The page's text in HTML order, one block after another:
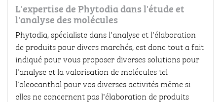
L'expertise de Phytodia dans l'étude et
l'analyse des molécules
Phytodia, spécialiste dans l'analyse et l'élaboration
de produits pour divers marchés, est donc tout a fait
indiqué pour vous proposer diverses solutions pour
l'analyse et la valorisation de molécules tel
l'oleocanthal pour vos diverses activités même si
elles ne concernent pas l'élaboration de produits